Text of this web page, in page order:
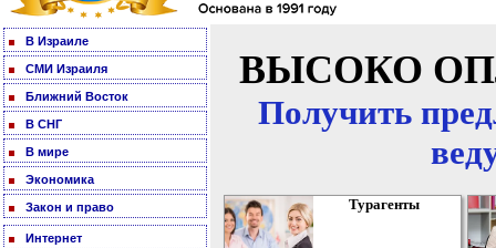
В Израиле
СМИ Израиля
Ближний Восток
В СНГ
В мире
Экономика
Закон и право
Интернет
ВЫСОКО
Получить
Турагенты